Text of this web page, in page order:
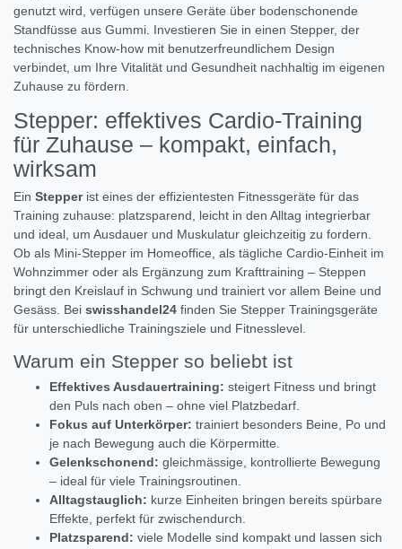
genutzt wird, verfügen unsere Geräte über bodenschonende
Standfüsse aus Gummi. Investieren Sie in einen Stepper, der
technisches Know-how mit benutzerfreundlichem Design
verbindet, um Ihre Vitalität und Gesundheit nachhaltig im eigenen
Zuhause zu fördern.
Stepper: effektives Cardio-Training
für Zuhause – kompakt, einfach,
wirksam
Ein Stepperist eines der effizientesten Fitnessgeräte für das
Training zuhause: platzsparend, leicht in den Alltag integrierbar
und ideal, um Ausdauer und Muskulatur gleichzeitig zu fordern.
Ob als Mini-Stepper im Homeoffice, als tägliche Cardio-Einheit im
Wohnzimmer oder als Ergänzung zum Krafttraining – Steppen
bringt den Kreislauf in Schwung und trainiert vor allem Beine und
Gesäss. Bei swisshandel24 finden Sie Stepper Trainingsgeräte
für unterschiedliche Trainingsziele und Fitnesslevel.
Warum ein Stepper so beliebt ist
Effektives Ausdauertraining: steigert Fitness und bringt
den Puls nach oben – ohne viel Platzbedarf.
Fokus auf Unterkörper: trainiert besonders Beine, Po und
je nach Bewegung auch die Körpermitte.
Gelenkschonend: gleichmässige, kontrollierte Bewegung
– ideal für viele Trainingsroutinen.
Alltagstauglich: kurze Einheiten bringen bereits spürbare
Effekte, perfekt für zwischendurch.
Platzsparend: viele Modelle sind kompakt und lassen sich